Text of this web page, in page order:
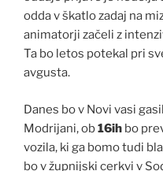
odda v škatlo zadaj na
animatorji začeli z
Ta bo letos potekal pri
avgusta.
Danes bo v Novi vasi
Modrijani, ob16ih bo
vozila, ki ga bomo tudi
bo v župnijski cerkvi v